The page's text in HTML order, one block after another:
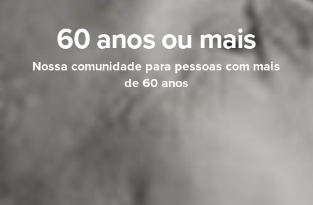
60 anos ou mais
Nossa comunidade para pessoas com mais
de 60 anos